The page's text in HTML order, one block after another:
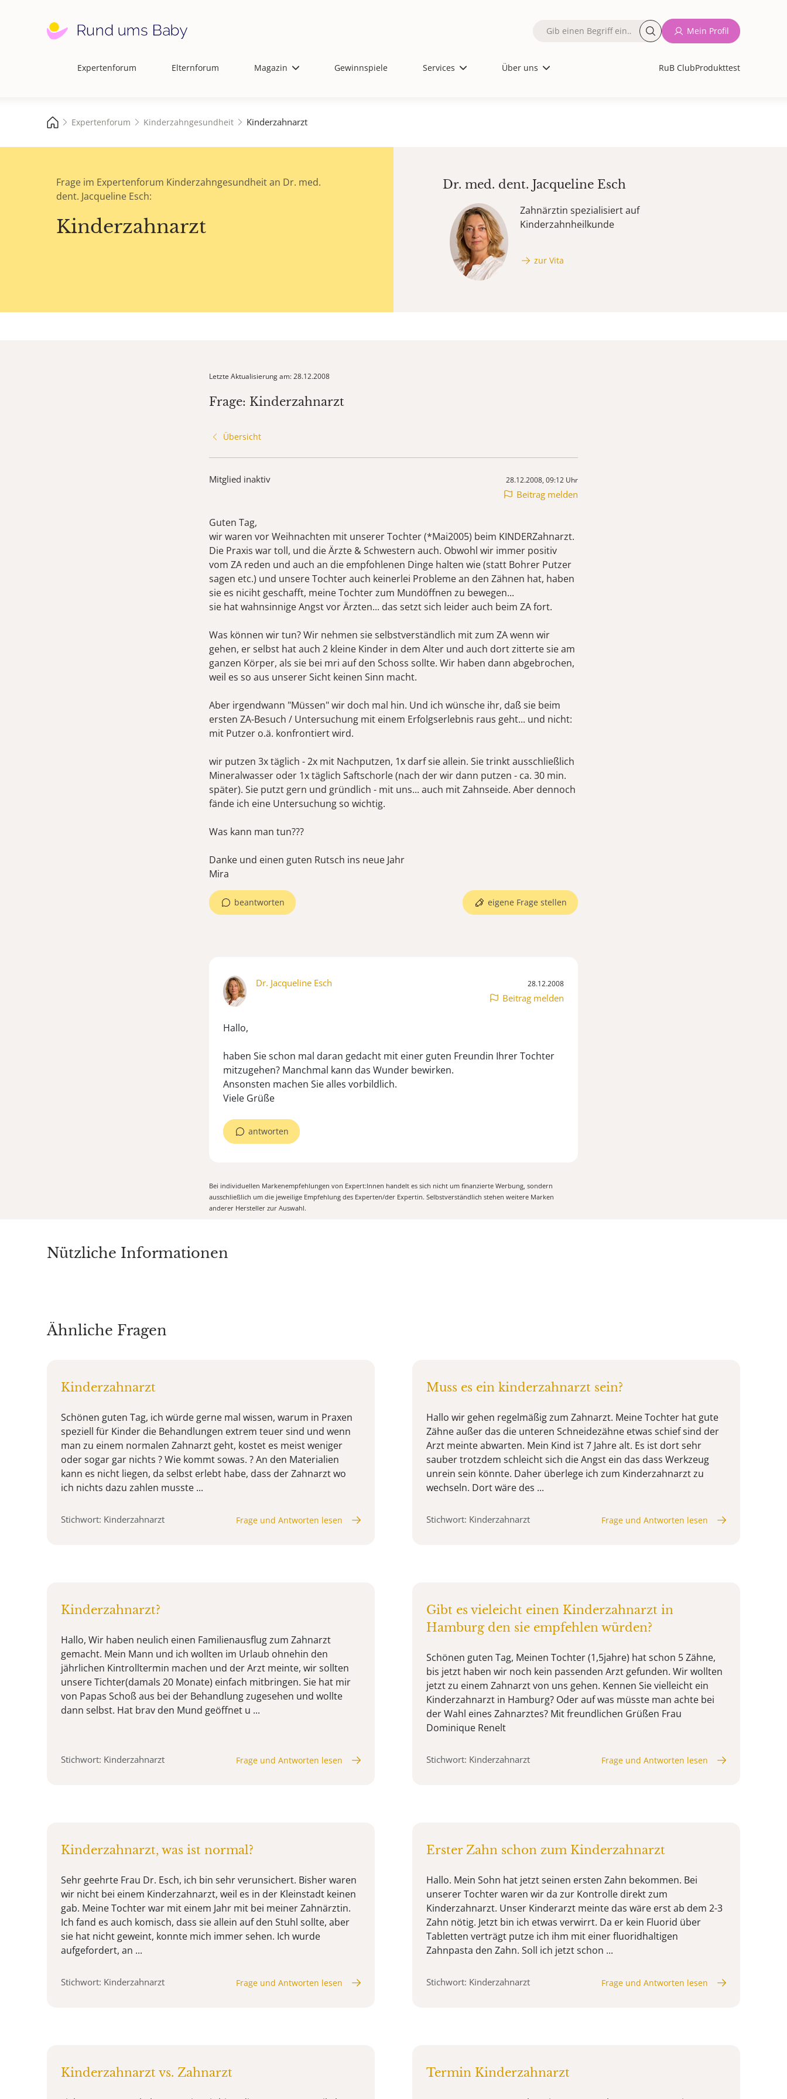
Hauptnavigation
Expertenforum Elternforum Magazin Gewinnspiele Services Über uns RuB ClubProdukttest
Fulltext
Mein Profil
Expertenforum Kinderzahngesundheit Kinderzahnarzt
Frage im Expertenforum Kinderzahngesundheit an Dr. med.
dent. Jacqueline Esch:
Kinderzahnarzt
Dr. med. dent. Jacqueline Esch
Zahnärztin spezialisiert auf
Kinderzahnheilkunde
zur Vita
Letzte Aktualisierung am: 28.12.2008
Frage: Kinderzahnarzt
Übersicht
Mitglied inaktiv 28.12.2008, 09:12 Uhr
Beitrag melden
Guten Tag,
wir waren vor Weihnachten mit unserer Tochter (*Mai2005) beim KINDERZahnarzt.
Die Praxis war toll, und die Ärzte & Schwestern auch. Obwohl wir immer positiv
vom ZA reden und auch an die empfohlenen Dinge halten wie (statt Bohrer Putzer
sagen etc.) und unsere Tochter auch keinerlei Probleme an den Zähnen hat, haben
sie es niciht geschafft, meine Tochter zum Mundöffnen zu bewegen...
sie hat wahnsinnige Angst vor Ärzten... das setzt sich leider auch beim ZA fort.
Was können wir tun? Wir nehmen sie selbstverständlich mit zum ZA wenn wir
gehen, er selbst hat auch 2 kleine Kinder in dem Alter und auch dort zitterte sie am
ganzen Körper, als sie bei mri auf den Schoss sollte. Wir haben dann abgebrochen,
weil es so aus unserer Sicht keinen Sinn macht.
Aber irgendwann "Müssen" wir doch mal hin. Und ich wünsche ihr, daß sie beim
ersten ZA-Besuch / Untersuchung mit einem Erfolgserlebnis raus geht... und nicht:
mit Putzer o.ä. konfrontiert wird.
wir putzen 3x täglich - 2x mit Nachputzen, 1x darf sie allein. Sie trinkt ausschließlich
Mineralwasser oder 1x täglich Saftschorle (nach der wir dann putzen - ca. 30 min.
später). Sie putzt gern und gründlich - mit uns... auch mit Zahnseide. Aber dennoch
fände ich eine Untersuchung so wichtig.
Was kann man tun???
Danke und einen guten Rutsch ins neue Jahr
Mira
beantworten eigene Frage stellen
Dr. Jacqueline Esch 28.12.2008
Beitrag melden
Hallo,
haben Sie schon mal daran gedacht mit einer guten Freundin Ihrer Tochter
mitzugehen? Manchmal kann das Wunder bewirken.
Ansonsten machen Sie alles vorbildlich.
Viele Grüße
antworten
Bei individuellen Markenempfehlungen von Expert:Innen handelt es sich nicht um finanzierte Werbung, sondern
ausschließlich um die jeweilige Empfehlung des Experten/der Expertin. Selbstverständlich stehen weitere Marken
anderer Hersteller zur Auswahl.
Nützliche Informationen
Ähnliche Fragen
Kinderzahnarzt
Schönen guten Tag, ich würde gerne mal wissen, warum in Praxen
speziell für Kinder die Behandlungen extrem teuer sind und wenn
man zu einem normalen Zahnarzt geht, kostet es meist weniger
oder sogar gar nichts ? Wie kommt sowas. ? An den Materialien
kann es nicht liegen, da selbst erlebt habe, dass der Zahnarzt wo
ich nichts dazu zahlen musste ...
Stichwort: Kinderzahnarzt Frage und Antworten lesen
Muss es ein kinderzahnarzt sein?
Hallo wir gehen regelmäßig zum Zahnarzt. Meine Tochter hat gute
Zähne außer das die unteren Schneidezähne etwas schief sind der
Arzt meinte abwarten. Mein Kind ist 7 Jahre alt. Es ist dort sehr
sauber trotzdem schleicht sich die Angst ein das dass Werkzeug
unrein sein könnte. Daher überlege ich zum Kinderzahnarzt zu
wechseln. Dort wäre des ...
Stichwort: Kinderzahnarzt Frage und Antworten lesen
Kinderzahnarzt?
Hallo, Wir haben neulich einen Familienausflug zum Zahnarzt
gemacht. Mein Mann und ich wollten im Urlaub ohnehin den
jährlichen Kintrolltermin machen und der Arzt meinte, wir sollten
unsere Tichter(damals 20 Monate) einfach mitbringen. Sie hat mir
von Papas Schoß aus bei der Behandlung zugesehen und wollte
dann selbst. Hat brav den Mund geöffnet u ...
Stichwort: Kinderzahnarzt Frage und Antworten lesen
Gibt es vieleicht einen Kinderzahnarzt in
Hamburg den sie empfehlen würden?
Schönen guten Tag, Meinen Tochter (1,5jahre) hat schon 5 Zähne,
bis jetzt haben wir noch kein passenden Arzt gefunden. Wir wollten
jetzt zu einem Zahnarzt von uns gehen. Kennen Sie vielleicht ein
Kinderzahnarzt in Hamburg? Oder auf was müsste man achte bei
der Wahl eines Zahnarztes? Mit freundlichen Grüßen Frau
Dominique Renelt
Stichwort: Kinderzahnarzt Frage und Antworten lesen
Kinderzahnarzt, was ist normal?
Sehr geehrte Frau Dr. Esch, ich bin sehr verunsichert. Bisher waren
wir nicht bei einem Kinderzahnarzt, weil es in der Kleinstadt keinen
gab. Meine Tochter war mit einem Jahr mit bei meiner Zahnärztin.
Ich fand es auch komisch, dass sie allein auf den Stuhl sollte, aber
sie hat nicht geweint, konnte mich immer sehen. Ich wurde
aufgefordert, an ...
Stichwort: Kinderzahnarzt Frage und Antworten lesen
Erster Zahn schon zum Kinderzahnarzt
Hallo. Mein Sohn hat jetzt seinen ersten Zahn bekommen. Bei
unserer Tochter waren wir da zur Kontrolle direkt zum
Kinderzahnarzt. Unser Kinderarzt meinte das wäre erst ab dem 2-3
Zahn nötig. Jetzt bin ich etwas verwirrt. Da er kein Fluorid über
Tabletten verträgt putze ich ihm mit einer fluoridhaltigen
Zahnpasta den Zahn. Soll ich jetzt schon ...
Stichwort: Kinderzahnarzt Frage und Antworten lesen
Kinderzahnarzt vs. Zahnarzt Termin Kinderzahnarzt